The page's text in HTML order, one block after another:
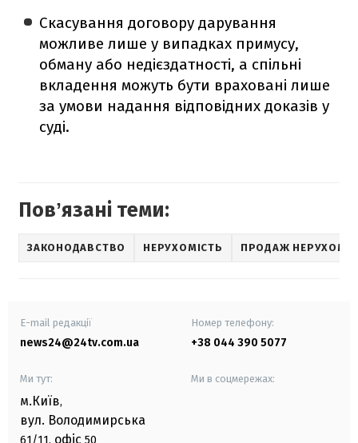
Скасування договору дарування
можливе лише у випадках примусу,
обману або недієздатності, а спільні
вкладення можуть бути враховані лише
за умови надання відповідних доказів у
суді.
Повʼязані теми:
ЗАКОНОДАВСТВО НЕРУХОМІСТЬ ПРОДАЖ
E-mail редакції
news24@24tv.com.ua
Номер телефону:
+38 044 390 5077
Ми тут:
м.Київ,
вул. Володимирська
61/11, офіс 50
Ми в соцмережах: